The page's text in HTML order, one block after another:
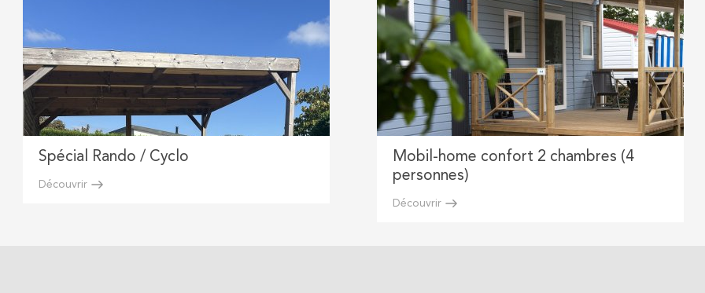
Spécial Rando / Cyclo
Découvrir
Mobil-home confort 2 chambres (4
personnes)
Découvrir